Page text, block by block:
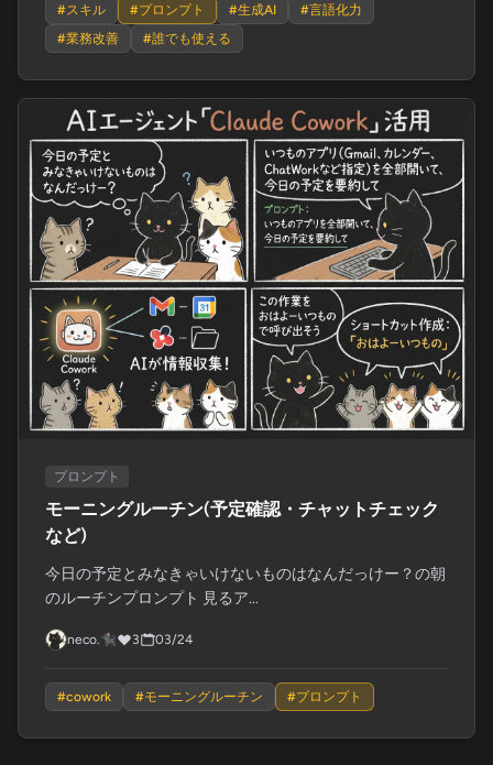
#スキル #プロンプト #生成AI #言語化力
#業務改善 #誰でも使える
プロンプト
モーニングルーチン(予定確認・チャットチェック
など)
今日の予定とみなきゃいけないものはなんだっけー？の朝
のルーチンプロンプト 見るア...
neco.🐈‍⬛ 3 03/24
#cowork #モーニングルーチン #プロンプト